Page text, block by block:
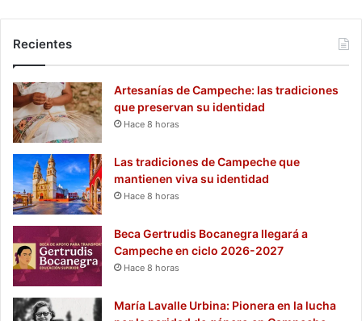
Recientes
Artesanías de Campeche: las tradiciones
que preservan su identidad
Hace 8 horas
Las tradiciones de Campeche que
mantienen viva su identidad
Hace 8 horas
Beca Gertrudis Bocanegra llegará a
Campeche en ciclo 2026-2027
Hace 8 horas
María Lavalle Urbina: Pionera en la lucha